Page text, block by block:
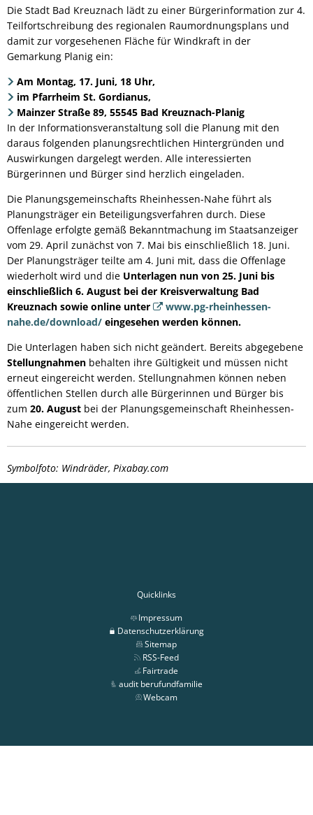
Die Stadt Bad Kreuznach lädt zu einer Bürgerinformation zur 4.
Teilfortschreibung des regionalen Raumordnungsplans und
damit zur vorgesehenen Fläche für Windkraft in der
Gemarkung Planig ein:
Am Montag, 17. Juni, 18 Uhr,
im Pfarrheim St. Gordianus,
Mainzer Straße 89, 55545 Bad Kreuznach-Planig
In der Informationsveranstaltung soll die Planung mit den
daraus folgenden planungsrechtlichen Hintergründen und
Auswirkungen dargelegt werden. Alle interessierten
Bürgerinnen und Bürger sind herzlich eingeladen.
Die Planungsgemeinschafts Rheinhessen-Nahe führt als
Planungsträger ein Beteiligungsverfahren durch. Diese
Offenlage erfolgte gemäß Bekanntmachung im Staatsanzeiger
vom 29. April zunächst von 7. Mai bis einschließlich 18. Juni.
Der Planungsträger teilte am 4. Juni mit, dass die Offenlage
wiederholt wird und die Unterlagen nun von 25. Juni bis
einschließlich 6. August bei der Kreisverwaltung Bad
Kreuznach sowie online unter
www.pg-rheinhessen-
nahe.de/download/ eingesehen werden können.
Die Unterlagen haben sich nicht geändert. Bereits abgegebene
Stellungnahmen behalten ihre Gültigkeit und müssen nicht
erneut eingereicht werden. Stellungnahmen können neben
öffentlichen Stellen durch alle Bürgerinnen und Bürger bis
zum 20. August bei der Planungsgemeinschaft Rheinhessen-
Nahe eingereicht werden.
Symbolfoto: Windräder, Pixabay.com
Quicklinks
Impressum
Datenschutzerklärung
Sitemap
RSS-Feed
Fairtrade
audit berufundfamilie
Webcam